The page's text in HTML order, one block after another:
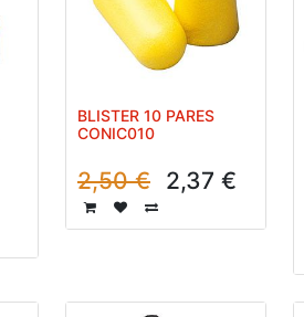
BLISTER 10 PARES
CONIC010
2,50€ 2,37 €